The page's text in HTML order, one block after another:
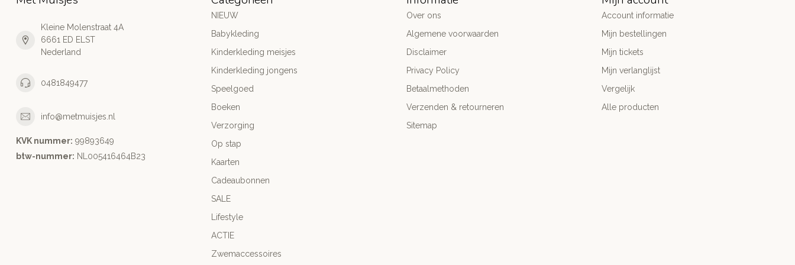
Kleine Molenstraat 4A
6661 ED ELST
Nederland
0481849477
info@metmuisjes.nl
KVK nummer: 99893649
btw-nummer: NL005416464B23
NIEUW
Babykleding
Kinderkleding meisjes
Kinderkleding jongens
Speelgoed
Boeken
Verzorging
Op stap
Kaarten
Cadeaubonnen
SALE
Lifestyle
ACTIE
Zwemaccessoires
Over ons
Algemene voorwaarden
Disclaimer
Privacy Policy
Betaalmethoden
Verzenden & retourneren
Sitemap
Account informatie
Mijn bestellingen
Mijn tickets
Mijn verlanglijst
Vergelijk
Alle producten